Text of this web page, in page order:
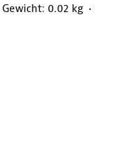
Gewicht: 0.02 kg